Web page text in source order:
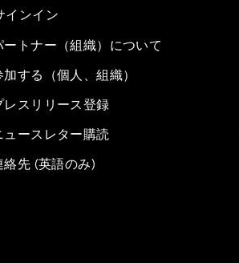
インイン
ートナー（組織）について
加する（個人、組織）
レスリリース登録
ュースレター購読
絡先 (英語のみ)